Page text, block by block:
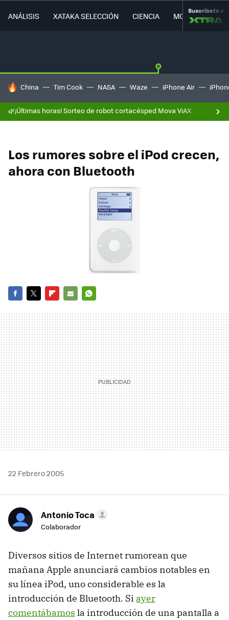
ANÁLISIS XATAKA SELECCIÓN CIENCIA MOVILIDAD
Suscríbete a
HOY SE HABLA DE
China Tim Cook NASA Waze iPhone Air
🌿¡Últimas horas! Sorteo de robot cortacésped Mova ViAX
Los rumores sobre el iPod crecen,
ahora con Bluetooth
MAIL
22 Febrero 2005
Antonio Toca
Colaborador
Diversos sitios de Internet rumorean que
mañana Apple anunciará cambios notables en
su línea iPod, uno considerable es la
introducción de Bluetooth. Si ayer
comentábamos la introducción de una pantalla a